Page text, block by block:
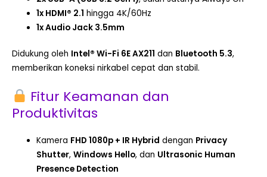
1x HDMI® 2.1 hingga 4K/60Hz
1x Audio Jack 3.5mm
Didukung oleh Intel® Wi-Fi 6E AX211 dan Bluetooth 5.3,
memberikan koneksi nirkabel cepat dan stabil.
Fitur Keamanan dan
Produktivitas
Kamera FHD 1080p + IR Hybrid dengan Privacy
Shutter,Windows Hello, dan Ultrasonic Human
Presence Detection